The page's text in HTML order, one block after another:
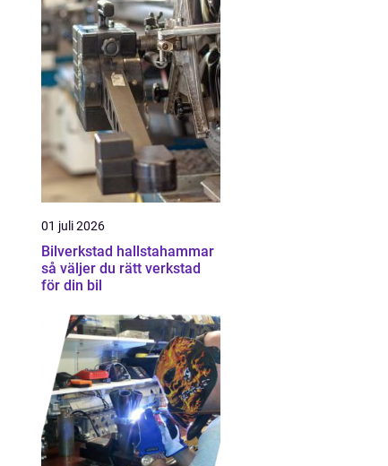
01 juli 2026
Bilverkstad hallstahammar
så väljer du rätt verkstad
för din bil